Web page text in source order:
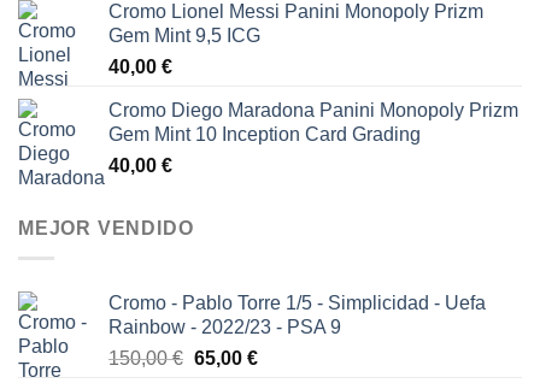
Cromo Lionel Messi Panini Monopoly Prizm
Gem Mint 9,5 ICG
40,00 €
Cromo Diego Maradona Panini Monopoly Prizm
Gem Mint 10 Inception Card Grading
40,00 €
MEJOR VENDIDO
Cromo - Pablo Torre 1/5 - Simplicidad - Uefa
Rainbow - 2022/23 - PSA 9
150,00€ El
65,00 €El